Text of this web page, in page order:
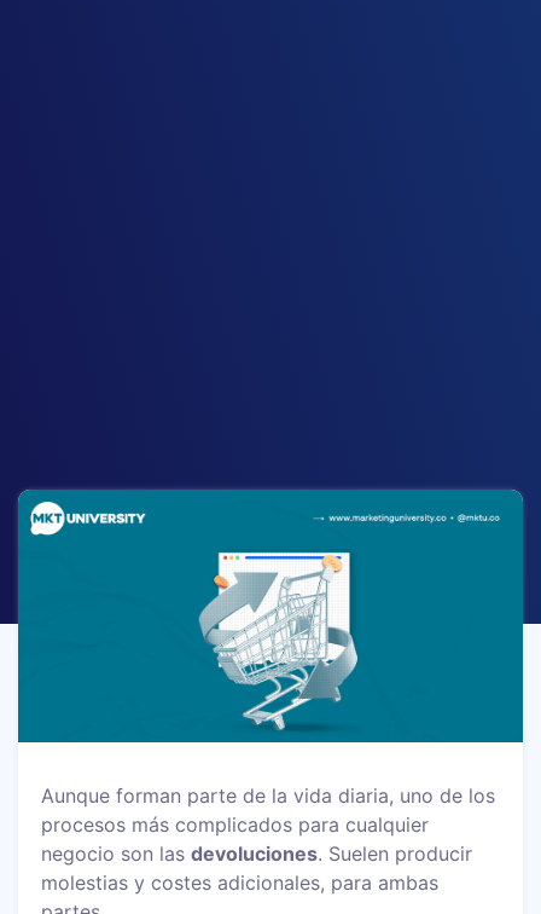
Aunque forman parte de la vida diaria, uno de los
procesos más complicados para cualquier
negocio son lasdevoluciones. Suelen producir
molestias y costes adicionales, para ambas